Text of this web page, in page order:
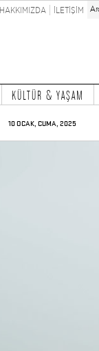
HAKKIMIZDA İLETİŞİM
KÜLTÜR & YAŞAM
10 OCAK, CUMA, 2025